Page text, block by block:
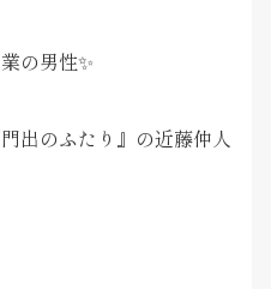
の男性✨
出のふたり』の近藤仲人